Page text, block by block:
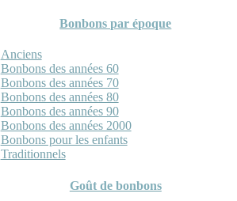
Bonbons par époque
Anciens
Bonbons des années 60
Bonbons des années 70
Bonbons des années 80
Bonbons des années 90
Bonbons des années 2000
Bonbons pour les enfants
Traditionnels
Goût de bonbons